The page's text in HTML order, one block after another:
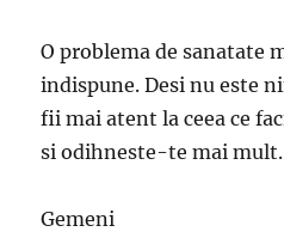
O problema de sanatate
indispune. Desi nu este
fii mai atent la ceea ce
si odihneste-te mai mult.
Gemeni